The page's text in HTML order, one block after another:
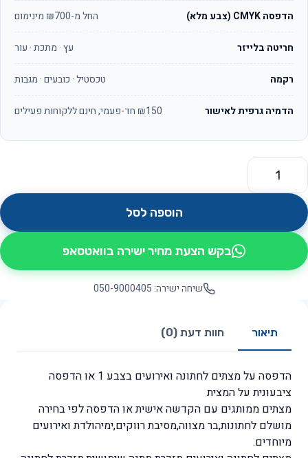
הדפסה CMYK (צבע מלא) החל מ-₪700 מינימום
חריטה בלייזר עץ · מתכת · עור
רקמה טכסטיל · כובעים · מגבות
הדמיה גרפית לאישור ₪150 חד-פעמי, חינם ללקוחות פעילים
כמות של הדפסה על מצתים לחלוקה לחתונה ואירועים
הוספה לסל
בקש הצעת מחיר ישירה בוואטסאפ
שיחה ישירה: 050-9000405
תיאור חוות דעת (0)
הדפסה על מצתים לחתונה ואירועים בצבע 1 או הדפסה
ציבעונית על המצית
מצתים ממותגים עם הקדשה אישית או הדפסה לפי בחירה
מושלם לחתונות,בר מצווה,מסיבת רווקים,ימיהולדת ואירועים
מיוחדים.